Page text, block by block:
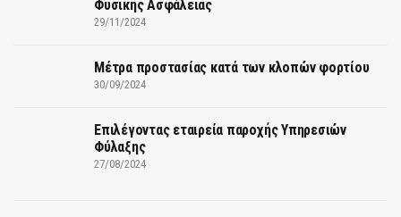
Φυσικής Ασφάλειας
29/11/2024
Μέτρα προστασίας κατά των κλοπών φορτίου
30/09/2024
Επιλέγοντας εταιρεία παροχής Υπηρεσιών
Φύλαξης
27/08/2024